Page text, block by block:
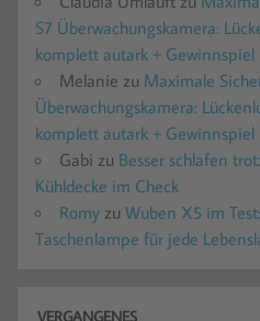
S7 Überwachungskamera:
komplett autark + Gewinnspiel
Melanie zu Maximale
Überwachungskamera:
komplett autark + Gewinnspiel
Gabi zu Besser schlafen
Kühldecke im Check
Romy zu Wuben X5 im
Taschenlampe für jede
VERGANGENES